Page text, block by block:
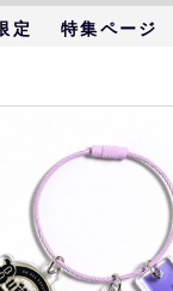
定 特集ページ